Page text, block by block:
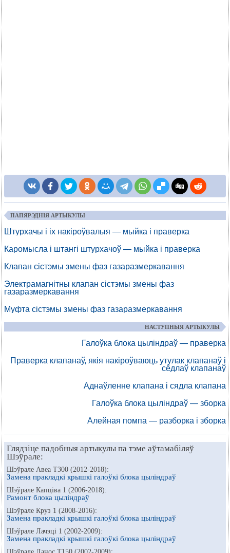
ПАПЯРЭДНІЯ АРТЫКУЛЫ
Штурхачы і іх накіроўвалыя — мыйка і праверка
Каромысла і штангі штурхачоў — мыйка і праверка
Клапан сістэмы змены фаз газаразмеркавання
Электрамагнітны клапан сістэмы змены фаз
газаразмеркавання
Муфта сістэмы змены фаз газаразмеркавання
НАСТУПНЫЯ АРТЫКУЛЫ
Галоўка блока цыліндраў — праверка
Праверка клапанаў, якія накіроўваюць утулак клапанаў і
сёдлаў клапанаў
Аднаўленне клапана і сядла клапана
Галоўка блока цыліндраў — зборка
Алейная помпа — разборка і зборка
Глядзіце падобныя артыкулы па тэме аўтамабіляў
Шэўрале:
Шэўрале Авеа Т300 (2012-2018):
Замена пракладкі крышкі галоўкі блока цыліндраў
Шэўрале Капціва 1 (2006-2018):
Рамонт блока цыліндраў
Шэўрале Круз 1 (2008-2016):
Замена пракладкі крышкі галоўкі блока цыліндраў
Шэўрале Лачэці 1 (2002-2009):
Замена пракладкі крышкі галоўкі блока цыліндраў